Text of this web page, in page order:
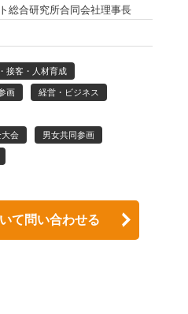
総合研究所合同会社理事長
接客・人材育成
画 経営・ビジネス
大会 男女共同参画
て問い合わせる